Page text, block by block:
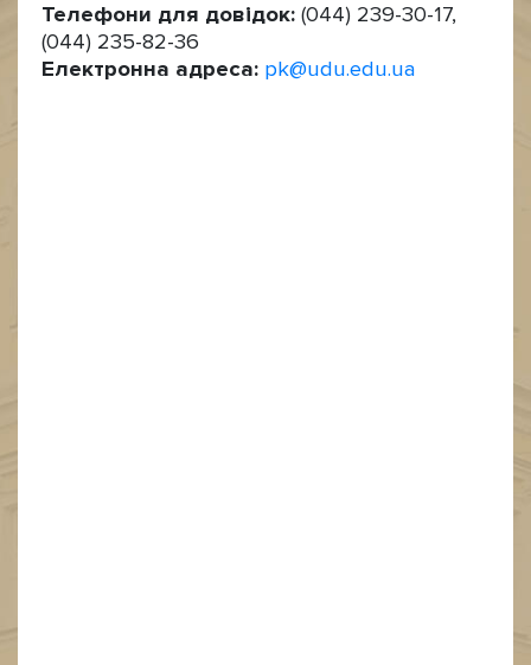
Телефони для довідок: (044) 239-30-17,
(044) 235-82-36
Електронна адреса: pk@udu.edu.ua